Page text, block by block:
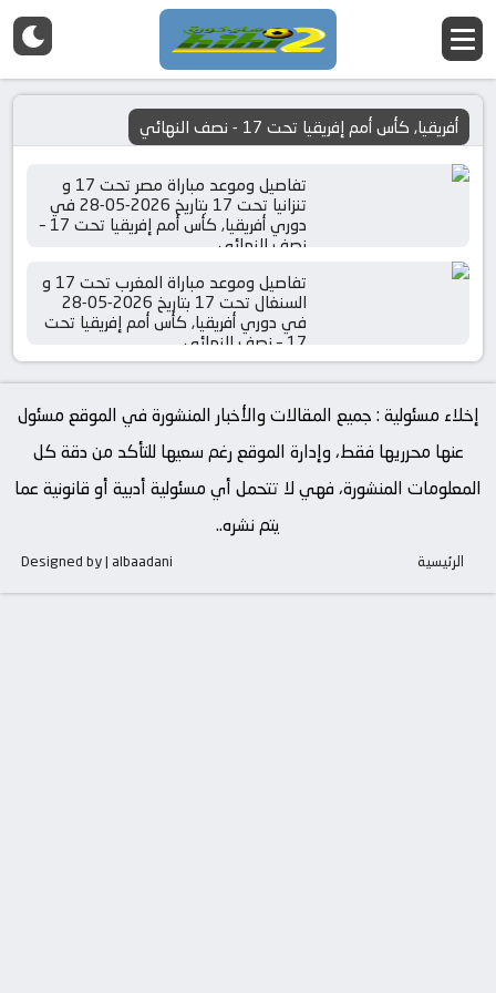
أفريقيا, كأس أمم إفريقيا تحت 17 - نصف النهائي
تفاصيل وموعد مباراة مصر تحت 17 و
تنزانيا تحت 17 بتاريخ 2026-05-28 في
دوري أفريقيا, كأس أمم إفريقيا تحت 17 –
نصف النهائي
تفاصيل وموعد مباراة المغرب تحت 17 و
السنغال تحت 17 بتاريخ 2026-05-28
في دوري أفريقيا, كأس أمم إفريقيا تحت
17 – نصف النهائي
إخلاء مسئولية : جميع المقالات والأخبار المنشورة في الموقع مسئول
عنها محرريها فقط، وإدارة الموقع رغم سعيها للتأكد من دقة كل
المعلومات المنشورة، فهي لا تتحمل أي مسئولية أدبية أو قانونية عما
يتم نشره..
Designed by | albaadani الرئيسية